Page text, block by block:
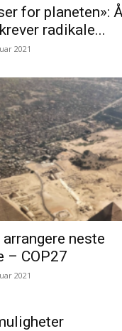
for planeten»:
radikale...
2021
neste
– COP27
2021